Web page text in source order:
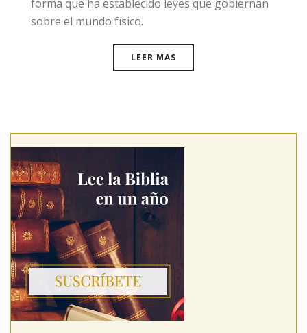
forma que ha establecido leyes que gobiernan
sobre el mundo físico.
LEER MAS